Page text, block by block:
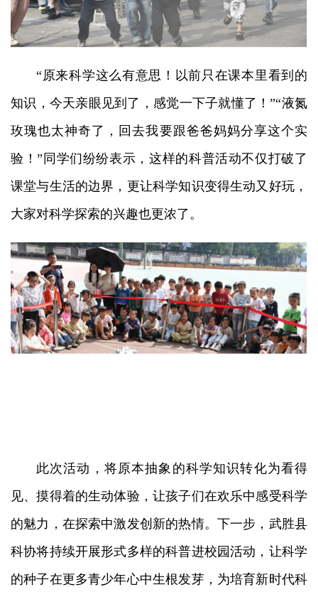
“原来科学这么有意思！以前只在课本里看到的
知识，今天亲眼见到了，感觉一下子就懂了！”“液氮
玫瑰也太神奇了，回去我要跟爸爸妈妈分享这个实
验！”同学们纷纷表示，这样的科普活动不仅打破了
课堂与生活的边界，更让科学知识变得生动又好玩，
大家对科学探索的兴趣也更浓了。
此次活动，将原本抽象的科学知识转化为看得
见、摸得着的生动体验，让孩子们在欢乐中感受科学
的魅力，在探索中激发创新的热情。下一步，武胜县
科协将持续开展形式多样的科普进校园活动，让科学
的种子在更多青少年心中生根发芽，为培育新时代科